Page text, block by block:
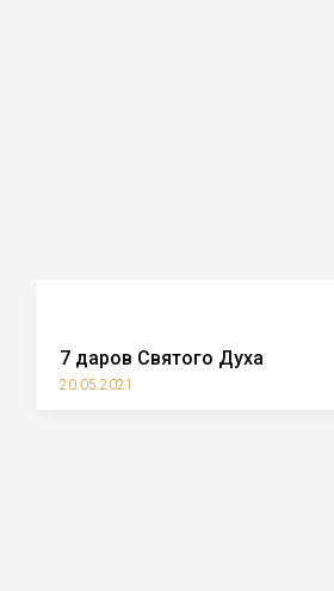
7 даров Святого Духа
20.05.2021